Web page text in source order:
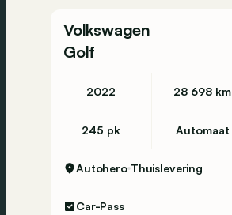
Volkswagen
Golf
2022 28 698 km
245 pk Automaat
Autohero Thuislevering
Car-Pass